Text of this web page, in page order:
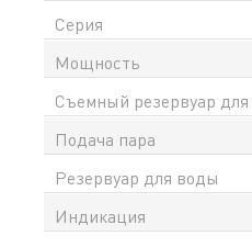
Серия
Мощность
Съемный резервуар
Подача пара
Резервуар для воды
Индикация